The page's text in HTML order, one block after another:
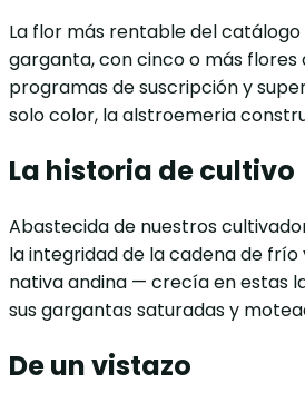
La flor más rentable del
garganta, con cinco o más
programas de suscripción y
solo color, la alstroemeria
La historia de cultivo
Abastecida de nuestros
la integridad de la cadena de
nativa andina — crecía en estas
sus gargantas saturadas y
De un vistazo